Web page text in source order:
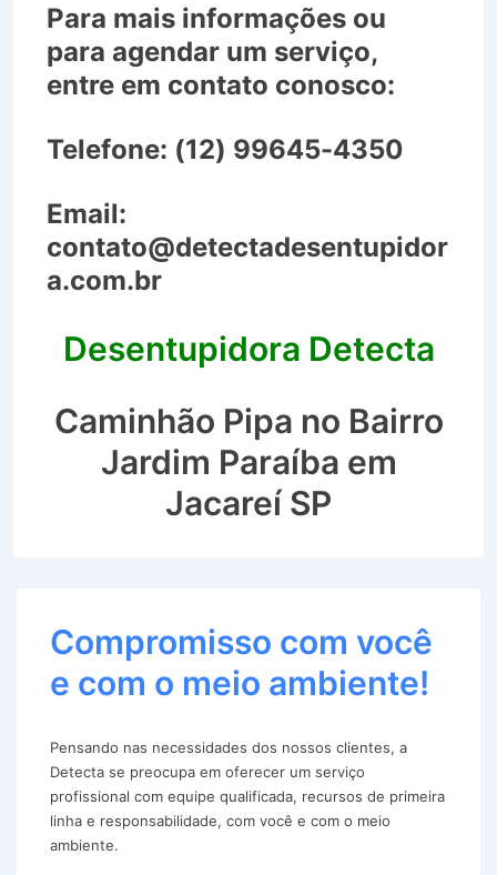
Para mais informações ou
para agendar um serviço,
entre em contato conosco:
Telefone: (12) 99645-4350
Email:
contato@detectadesentupidor
a.com.br
Desentupidora Detecta
Caminhão Pipa no Bairro
Jardim Paraíba em
Jacareí SP
Compromisso com você
e com o meio ambiente!
Pensando nas necessidades dos nossos clientes, a
Detecta se preocupa em oferecer um serviço
profissional com equipe qualificada, recursos de primeira
linha e responsabilidade, com você e com o meio
ambiente.